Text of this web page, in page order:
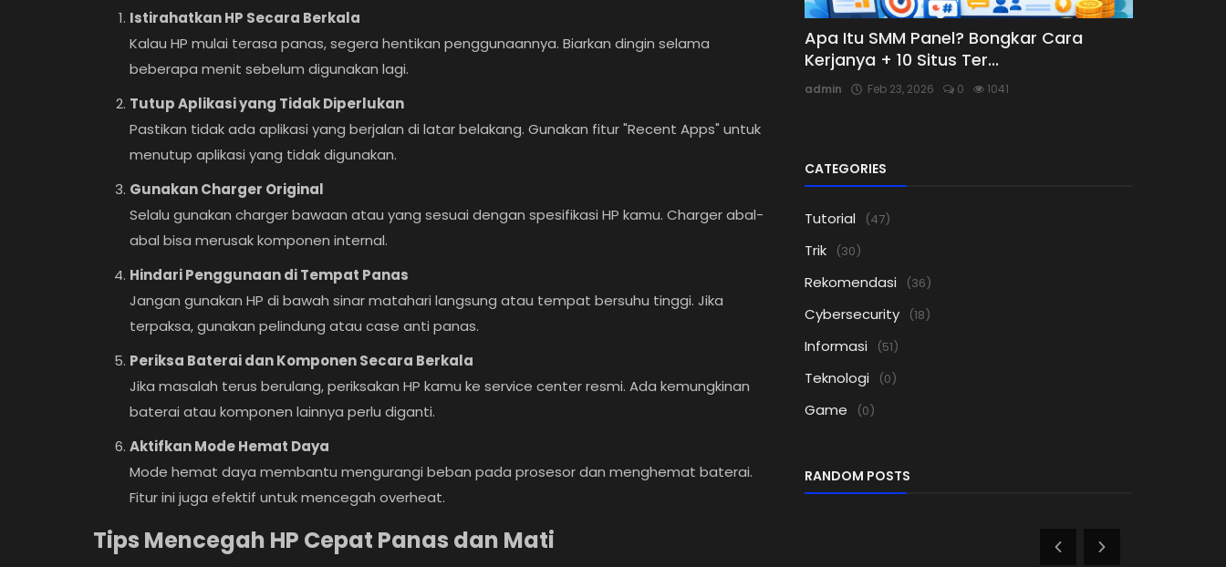
Istirahatkan HP Secara Berkala
Kalau HP mulai terasa panas, segera hentikan penggunaannya. Biarkan dingin selama
beberapa menit sebelum digunakan lagi.
Tutup Aplikasi yang Tidak Diperlukan
Pastikan tidak ada aplikasi yang berjalan di latar belakang. Gunakan fitur "Recent Apps" untuk
menutup aplikasi yang tidak digunakan.
Gunakan Charger Original
Selalu gunakan charger bawaan atau yang sesuai dengan spesifikasi HP kamu. Charger abal-
abal bisa merusak komponen internal.
Hindari Penggunaan di Tempat Panas
Jangan gunakan HP di bawah sinar matahari langsung atau tempat bersuhu tinggi. Jika
terpaksa, gunakan pelindung atau case anti panas.
Periksa Baterai dan Komponen Secara Berkala
Jika masalah terus berulang, periksakan HP kamu ke service center resmi. Ada kemungkinan
baterai atau komponen lainnya perlu diganti.
Aktifkan Mode Hemat Daya
Mode hemat daya membantu mengurangi beban pada prosesor dan menghemat baterai.
Fitur ini juga efektif untuk mencegah overheat.
Tips Mencegah HP Cepat Panas dan Mati
Apa Itu SMM Panel? Bongkar Cara
Kerjanya + 10 Situs Ter...
admin Feb 23, 2026 0 1041
CATEGORIES
Tutorial (47)
Trik (30)
Rekomendasi (36)
Cybersecurity (18)
Informasi (51)
Teknologi (0)
Game (0)
RANDOM POSTS